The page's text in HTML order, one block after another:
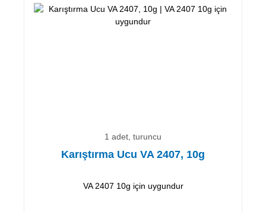
1 adet, turuncu
Karıştırma Ucu VA 2407, 10g
VA 2407 10g için uygundur